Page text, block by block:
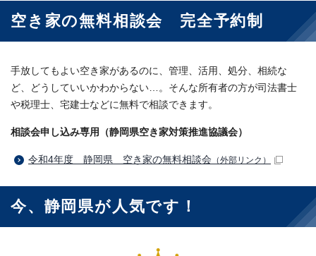
空き家の無料相談会 完全予約制
手放してもよい空き家があるのに、管理、活用、処分、相続な
ど、どうしていいかわからない…。そんな所有者の方が司法書士
や税理士、宅建士などに無料で相談できます。
相談会申し込み専用（静岡県空き家対策推進協議会）
令和4年度 静岡県 空き家の無料相談会 （外部リンク）
今、静岡県が人気です！